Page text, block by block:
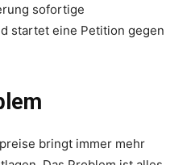
sofortige
startet eine Petition gegen
bringt immer mehr